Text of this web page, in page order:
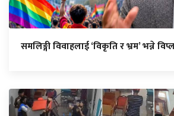
समलिङ्गी विवाहलाई ‘विकृति र भ्रम’ भन्ने